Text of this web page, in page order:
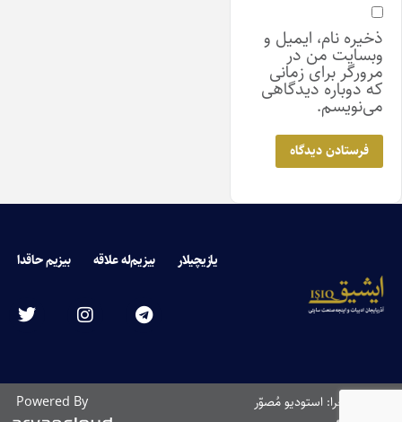
ذخیره نام، ایمیل و
وبسایت من در
مرورگر برای زمانی
که دوباره دیدگاهی
می‌نویسم.
یازیچیلار بیزیم‌له علاقه بیزیم حاقدا
طراحی و اجرا: استودیو مُصوّر Powered By